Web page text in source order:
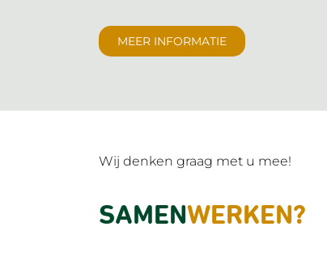
MEER INFORMATIE
Wij denken graag met u mee!
SAMENWERKEN?